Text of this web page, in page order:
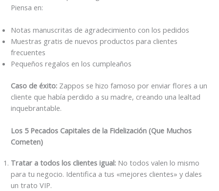
Piensa en:
Notas manuscritas de agradecimiento con los pedidos
Muestras gratis de nuevos productos para clientes
frecuentes
Pequeños regalos en los cumpleaños
Caso de éxito: Zappos se hizo famoso por enviar flores a un
cliente que había perdido a su madre, creando una lealtad
inquebrantable.
Los 5 Pecados Capitales de la Fidelización (Que Muchos
Cometen)
Tratar a todos los clientes igual: No todos valen lo mismo
para tu negocio. Identifica a tus «mejores clientes» y dales
un trato VIP.